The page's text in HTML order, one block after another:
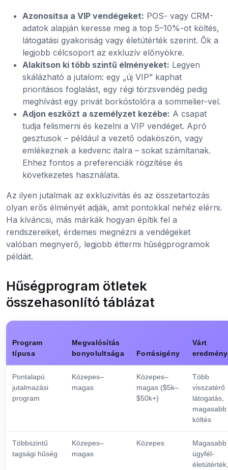
Azonosítsa a VIP vendégeket: POS- vagy CRM-
adatok alapján keresse meg a top 5–10%-ot költés,
látogatási gyakoriság vagy életútérték szerint. Ők a
legjobb célcsoport az exkluzív előnyökre.
Alakítson ki több szintű élményeket: Legyen
skálázható a jutalom: egy „új VIP” kaphat
prioritásos foglalást, egy régi törzsvendég pedig
meghívást egy privát borkóstolóra a sommelier-vel.
Adjon eszközt a személyzet kezébe: A csapat
tudja felismerni és kezelni a VIP vendéget. Apró
gesztusok – például a vezető odaköszön, vagy
emlékeznek a kedvenc italra – sokat számítanak.
Ehhez fontos a preferenciák rögzítése és
következetes használata.
Az ilyen jutalmak az exkluzivitás és az összetartozás
olyan erős élményét adják, amit pontokkal nehéz elérni.
Ha kíváncsi, más márkák hogyan építik fel a
rendszereiket, érdemes megnézni a vendégeket
valóban megnyerő, legjobb éttermi hűségprogramok
példáit.
Hűségprogram ötletek
összehasonlító táblázat
Program
típusa
Megvalósítás
bonyolultsága
Forrásigény
Várt
Pontalapú
jutalmazási
program
Közepes–
magas
Közepes–
magas ($5k–
$50k+)
Több
visszatérő
látogatás,
magasabb
költés
Többszintű
tagsági hűség
Közepes–
magas
Közepes
Magasabb
ügyfél-
életútérték,